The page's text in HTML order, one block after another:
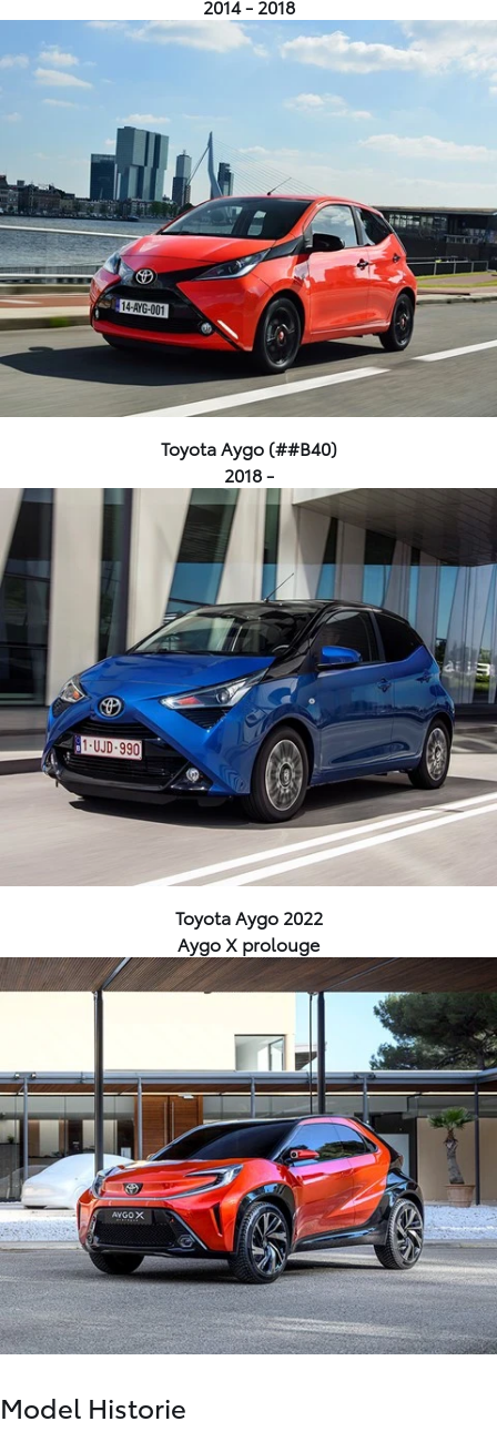
2014 - 2018
Toyota Aygo (##B40)
2018 -
Toyota Aygo 2022
Aygo X prolouge
Model Historie